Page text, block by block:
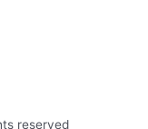
reserved